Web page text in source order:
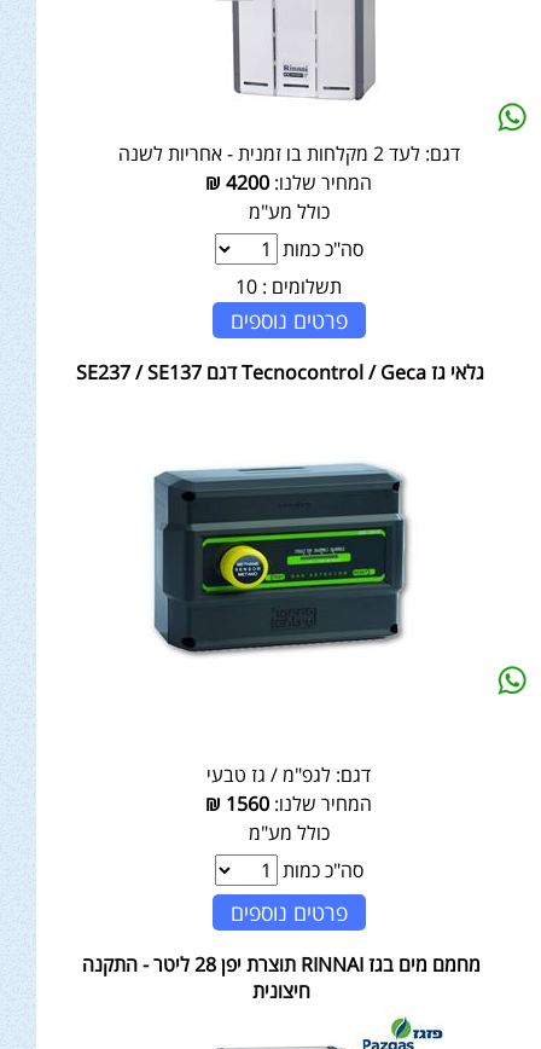
דגם: לעד 2 מקלחות בו זמנית - אחריות לשנה
המחיר שלנו: 4200
₪
כולל מע"מ
סה"כ כמות
תשלומים : 10
פרטים נוספים
גלאי גז Tecnocontrol / Geca דגם SE237 / SE137
דגם: לגפ"מ / גז טבעי
המחיר שלנו: 1560
₪
כולל מע"מ
סה"כ כמות
פרטים נוספים
מחמם מים בגז RINNAI תוצרת יפן 28 ליטר - התקנה
חיצונית